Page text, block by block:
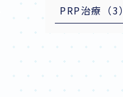
PRP治療（3）